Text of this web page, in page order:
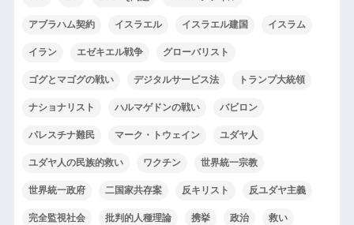
アブラハム契約 イスラエル イスラエル建国 イスラム
イラン エゼキエル戦争 グローバリスト
ゴグとマゴグの戦い デジタルサービス法 トランプ大統領
ナショナリスト ハルマゲドンの戦い バビロン
パレスチナ難民 マーク・トウェイン ユダヤ人
ユダヤ人の民族的救い ワクチン 世界統一宗教
世界統一政府 二国家共存案 反キリスト 反ユダヤ主義
完全監視社会 批判的人種理論 携挙 政治 救い